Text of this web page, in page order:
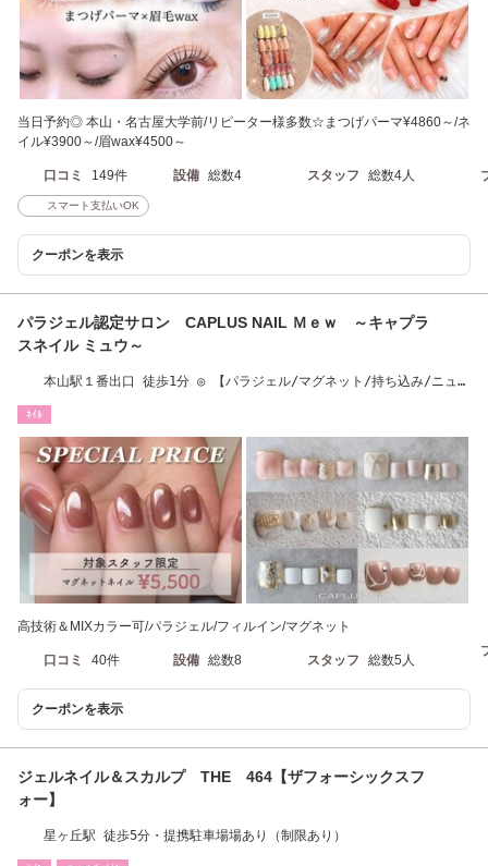
当日予約◎ 本山・名古屋大学前/リピーター様多数☆まつげパーマ¥4860～/ネ
イル¥3900～/眉wax¥4500～
口コミ 149件 設備 総数4 スタッフ 総数4人
スマート支払いOK
クーポンを表示
パラジェル認定サロン CAPLUS NAIL Ｍｅｗ ～キャプラ
スネイル ミュウ～
本山駅１番出口 徒歩1分 ◎ 【パラジェル/マグネット/持ち込み/ニュア
ﾈｲﾙ
高技術＆MIXカラー可/パラジェル/フィルイン/マグネット
口コミ 40件 設備 総数8 スタッフ 総数5人
クーポンを表示
ジェルネイル＆スカルプ THE 464【ザフォーシックスフ
ォー】
星ヶ丘駅 徒歩5分・提携駐車場場あり（制限あり）